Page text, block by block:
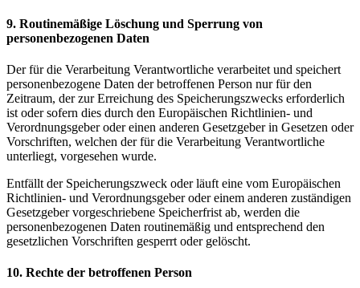
9. Routinemäßige Löschung und Sperrung von
personenbezogenen Daten
Der für die Verarbeitung Verantwortliche verarbeitet und speichert
personenbezogene Daten der betroffenen Person nur für den
Zeitraum, der zur Erreichung des Speicherungszwecks erforderlich
ist oder sofern dies durch den Europäischen Richtlinien- und
Verordnungsgeber oder einen anderen Gesetzgeber in Gesetzen oder
Vorschriften, welchen der für die Verarbeitung Verantwortliche
unterliegt, vorgesehen wurde.
Entfällt der Speicherungszweck oder läuft eine vom Europäischen
Richtlinien- und Verordnungsgeber oder einem anderen zuständigen
Gesetzgeber vorgeschriebene Speicherfrist ab, werden die
personenbezogenen Daten routinemäßig und entsprechend den
gesetzlichen Vorschriften gesperrt oder gelöscht.
10. Rechte der betroffenen Person